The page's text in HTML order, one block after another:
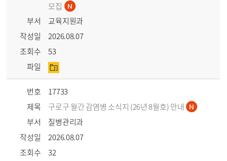
모집
부서
교육지원과
작성일
2026.08.07
조회수
53
파일
번호
17733
제목
구로구 월간 감염병 소식지 (26년 8월호) 안내
부서
질병관리과
작성일
2026.08.07
조회수
32